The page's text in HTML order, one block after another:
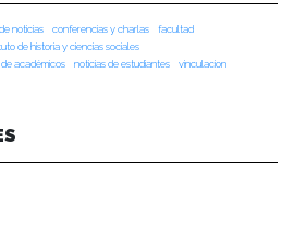
noticias conferencias y charlas
facultad
de historia y ciencias sociales
académicos noticias de estudiantes
vinculacion